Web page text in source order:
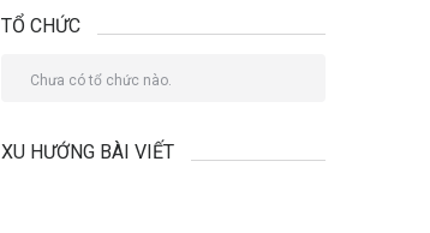
TỔ CHỨC
Chưa có tổ chức nào.
XU HƯỚNG BÀI VIẾT